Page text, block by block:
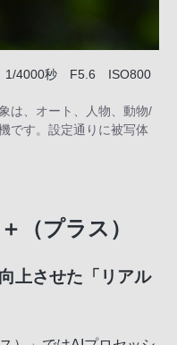
1/4000秒 F5.6 ISO800
は、オート、人物、動物/
です。設定通りに被写体
（プラス）
上させた「リアル